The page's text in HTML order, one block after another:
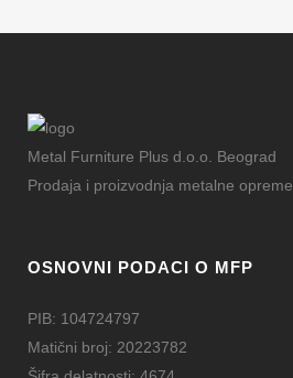
Metal Furniture Plus d.o.o. Beograd
Prodaja i proizvodnja metalne opreme
OSNOVNI PODACI O MFP
PIB: 104724797
Matični broj: 20223782